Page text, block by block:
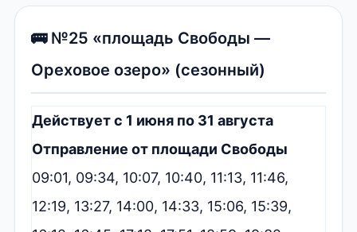
🚌 №25 «площадь Свободы —
Ореховое озеро» (сезонный)
Действует с 1 июня по 31 августа
Отправление от площади Свободы
09:01, 09:34, 10:07, 10:40, 11:13, 11:46,
12:19, 13:27, 14:00, 14:33, 15:06, 15:39,